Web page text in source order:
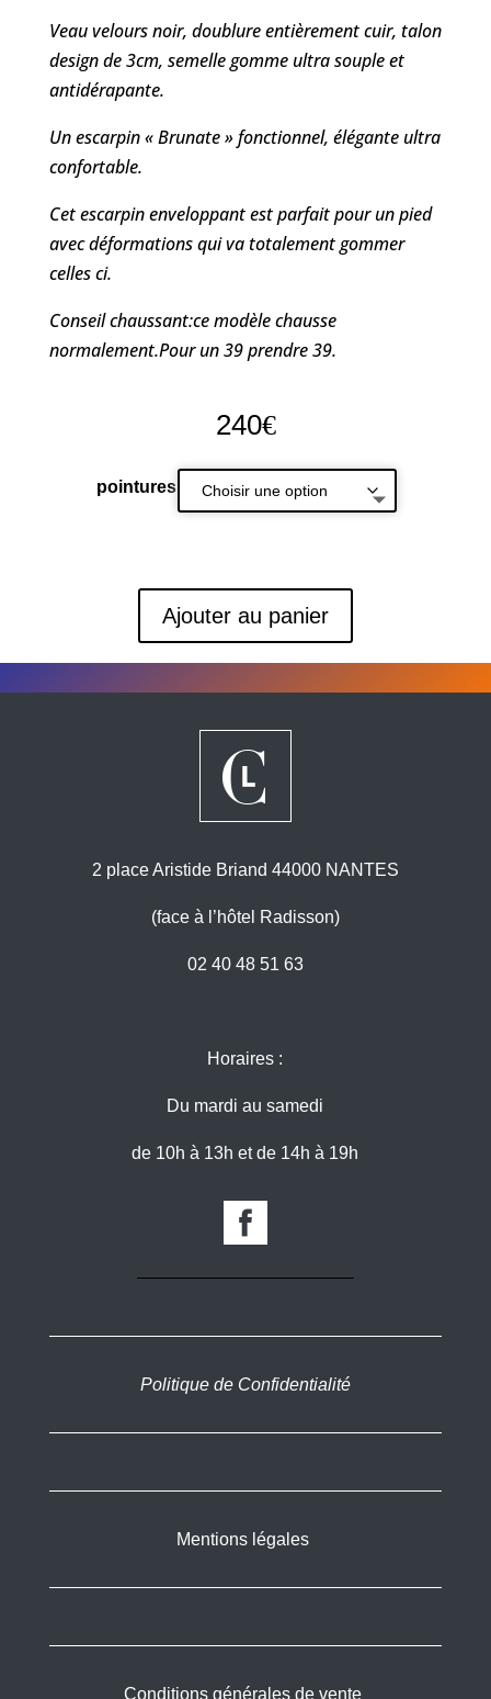
Veau velours noir, doublure entièrement cuir, talon
design de 3cm, semelle gomme ultra souple et
antidérapante.
Un escarpin « Brunate » fonctionnel, élégante ultra
confortable.
Cet escarpin enveloppant est parfait pour un pied
avec déformations qui va totalement gommer
celles ci.
Conseil chaussant:ce modèle chausse
normalement.Pour un 39 prendre 39.
240€
pointures
Ajouter au panier
2 place Aristide Briand 44000 NANTES
(face à l’hôtel Radisson)
02 40 48 51 63
Horaires :
Du mardi au samedi
de 10h à 13h et de 14h à 19h
Politique de Confidentialité
Mentions légales
Conditions générales de vente